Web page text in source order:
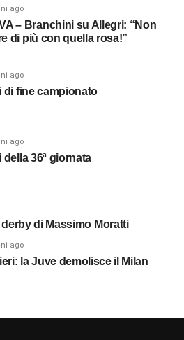
ago
– Branchini su Allegri: “Non
di più con quella rosa!”
ago
di fine campionato
ago
della 36ª giornata
di Massimo Moratti
ago
la Juve demolisce il Milan